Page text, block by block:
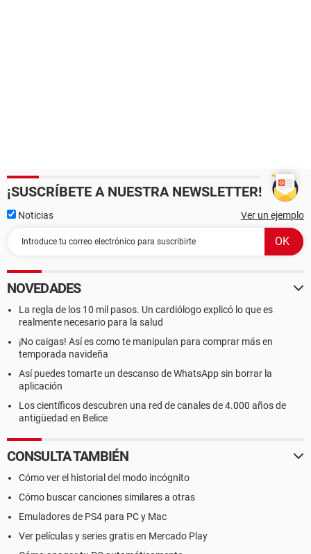
¡SUSCRÍBETE A NUESTRA NEWSLETTER!
Noticias Ver un ejemplo
NOVEDADES
La regla de los 10 mil pasos. Un cardiólogo explicó lo que es
realmente necesario para la salud
¡No caigas! Así es como te manipulan para comprar más en
temporada navideña
Así puedes tomarte un descanso de WhatsApp sin borrar la
aplicación
Los científicos descubren una red de canales de 4.000 años de
antigüedad en Belice
CONSULTA TAMBIÉN
Cómo ver el historial del modo incógnito
Cómo buscar canciones similares a otras
Emuladores de PS4 para PC y Mac
Ver películas y series gratis en Mercado Play